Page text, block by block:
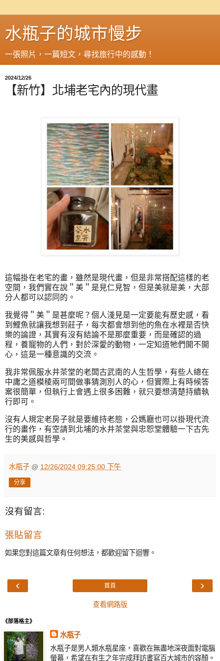
水瓶子的城市慢步
一張照片，一篇短文，尋找旅行中的感動！
2024/12/26
【新竹】北埔老宅內的現代畫
這幅掛在老宅的畫，雖然是現代畫，但是非常搭配這樣的老
空間，我們實在說＂美＂是見仁見智，但是美就是美，大部
分人都可以認同的。
我覺得＂美＂是甚麼呢？個人淺見是一定要能有歷史感，看
到鯉魚就讓我想到莊子，每次都會想到他的魚在水裡是否快
樂的論證，其實有沒有結論不是那麼重要，而是確認的過
程，養寵物的人們，對於深愛的動物，一定知道牠們開不開
心，這是一種意識的交流。
我非常佩服水井茶堂的老闆古武南的人生哲學，有些人總在
中庸之道模稜兩可間做事猜測別人的心，但實際上有時候答
案很簡單，但執行上會遇上很多困難，就只要想清楚持續執
行即可。
沒有人規定老房子就是要維持老態，公媽廳也可以掛現代流
行的畫作，有空請到北埔的水井茶堂與忠恕堂體驗一下古先
生的美感與哲學。
水瓶子 @ 12/26/2024 09:25:00 下午
分享
沒有留言:
張貼留言
如果您對這篇文章有任何想法，都歡迎留下迴響。
‹ ›
首頁
查看網路版
《部落格主》
水瓶子
水瓶子是男人類水瓶星座，喜歡在無盡地深夜面對電腦
螢幕，希望在有生之年完成拜訪書寫百大城市的容顏。